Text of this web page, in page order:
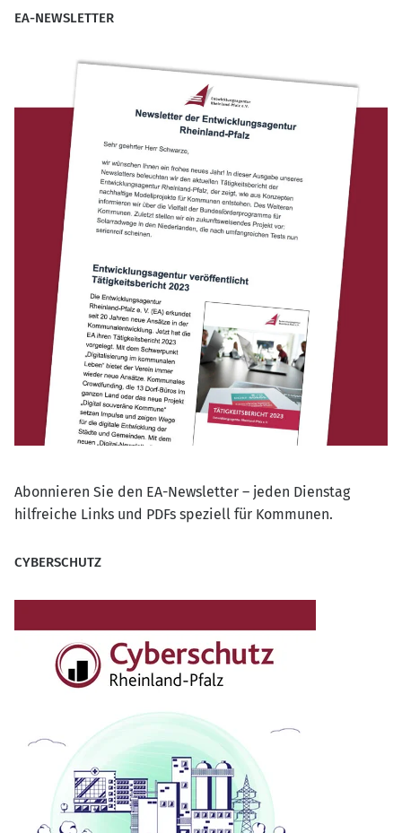
EA-NEWSLETTER
Abonnieren Sie den EA-Newsletter – jeden Dienstag
hilfreiche Links und PDFs speziell für Kommunen.
CYBERSCHUTZ